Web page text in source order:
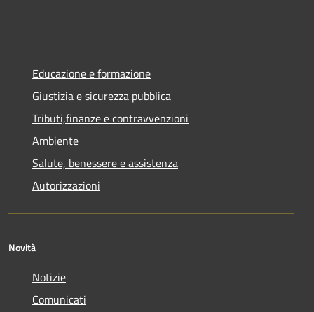
Educazione e formazione
Giustizia e sicurezza pubblica
Tributi,finanze e contravvenzioni
Ambiente
Salute, benessere e assistenza
Autorizzazioni
Novità
Notizie
Comunicati